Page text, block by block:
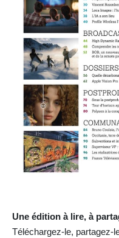
Une édition à lire, à
Téléchargez-le, partagez-